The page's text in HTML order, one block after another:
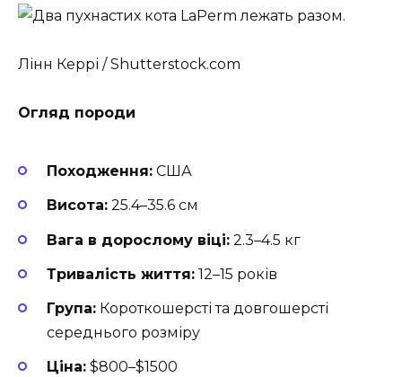
Лінн Керрі / Shutterstock.com
Огляд породи
Походження: США
Висота: 25.4–35.6 см
Вага в дорослому віці: 2.3–4.5 кг
Тривалість життя: 12–15 років
Група: Короткошерсті та довгошерсті
середнього розміру
Ціна: $800–$1500